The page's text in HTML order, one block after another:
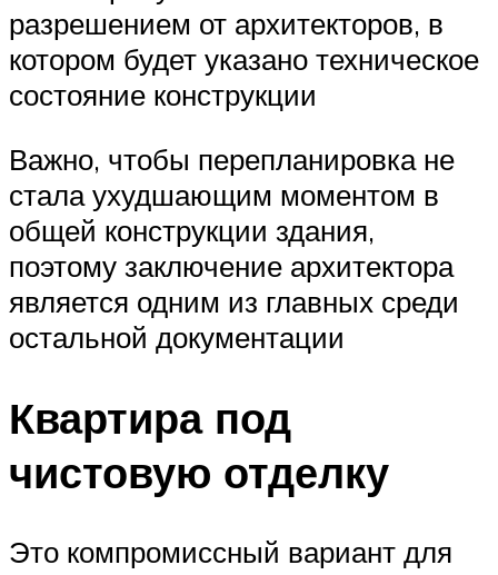
разрешением от архитекторов, в
котором будет указано техническое
состояние конструкции
Важно, чтобы перепланировка не
стала ухудшающим моментом в
общей конструкции здания,
поэтому заключение архитектора
является одним из главных среди
остальной документации
Квартира под
чистовую отделку
Это компромиссный вариант для